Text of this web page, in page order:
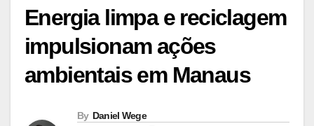
Energia limpa e reciclagem
impulsionam ações
ambientais em Manaus
By Daniel Wege